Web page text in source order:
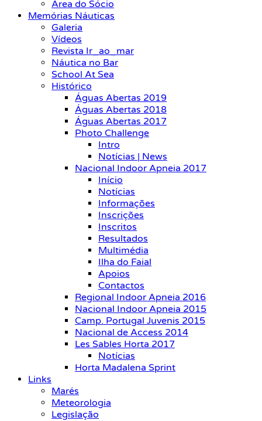
Área do Sócio
Memórias Náuticas
Galeria
Vídeos
Revista Ir_ao_mar
Náutica no Bar
School At Sea
Histórico
Águas Abertas 2019
Águas Abertas 2018
Águas Abertas 2017
Photo Challenge
Intro
Notícias | News
Nacional Indoor Apneia 2017
Início
Notícias
Informações
Inscrições
Inscritos
Resultados
Multimédia
Ilha do Faial
Apoios
Contactos
Regional Indoor Apneia 2016
Nacional Indoor Apneia 2015
Camp. Portugal Juvenis 2015
Nacional de Access 2014
Les Sables Horta 2017
Notícias
Horta Madalena Sprint
Links
Marés
Meteorologia
Legislação